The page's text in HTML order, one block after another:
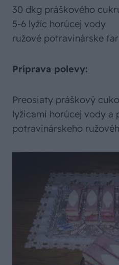
30 dkg práškového
5-6 lyžíc horúcej vody
ružové potravinárske
Príprava polevy:
Preosiaty práškový
lyžicami horúcej vody a
potravinárskeho